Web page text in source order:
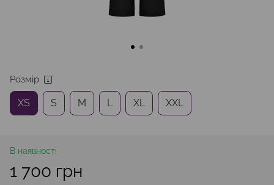
Розмір
XS S M L XL XXL
В наявності
1 700 грн